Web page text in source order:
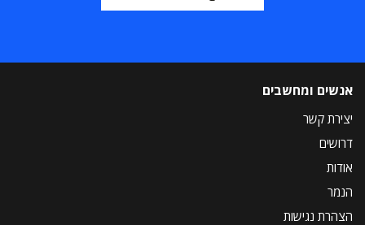
אנשים ומחשבים
יצירת קשר
דרושים
אודות
הנמר
הצהרת נגישות